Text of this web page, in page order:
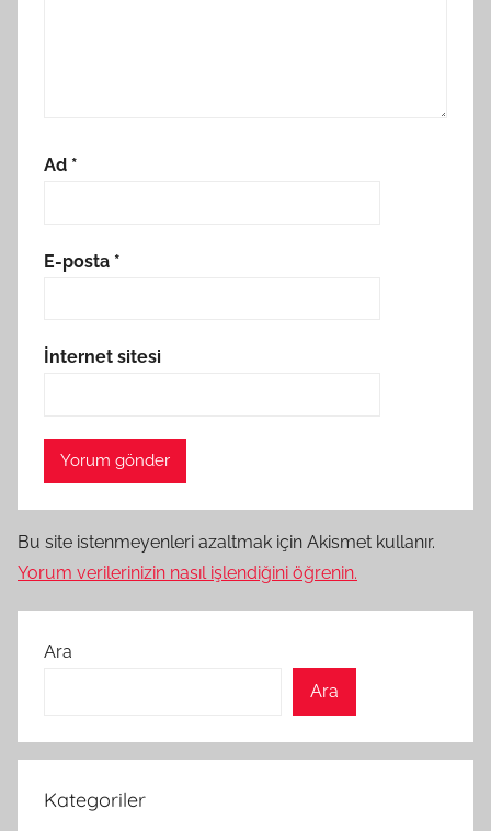
Ad *
E-posta *
İnternet sitesi
Bu site istenmeyenleri azaltmak için Akismet kullanır.
Yorum verilerinizin nasıl işlendiğini öğrenin.
Ara
Ara
Kategoriler